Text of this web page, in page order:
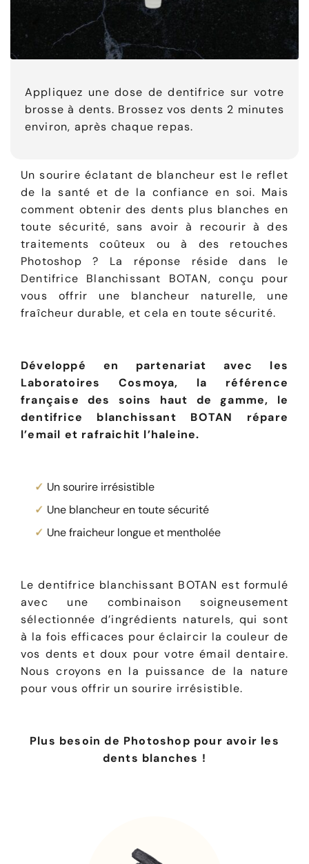
Appliquez une dose de dentifrice sur votre
brosse à dents. Brossez vos dents 2 minutes
environ, après chaque repas.
Un sourire éclatant de blancheur est le reflet
de la santé et de la confiance en soi. Mais
comment obtenir des dents plus blanches en
toute sécurité, sans avoir à recourir à des
traitements coûteux ou à des retouches
Photoshop ? La réponse réside dans le
Dentifrice Blanchissant BOTAN, conçu pour
vous offrir une blancheur naturelle, une
fraîcheur durable, et cela en toute sécurité.
Développé en partenariat avec les
Laboratoires Cosmoya, la référence
française des soins haut de gamme, le
dentifrice blanchissant BOTAN répare
l’email et rafraichit l’haleine.
Un sourire irrésistible
Une blancheur en toute sécurité
Une fraicheur longue et mentholée
Le dentifrice blanchissant BOTAN est formulé
avec une combinaison soigneusement
sélectionnée d’ingrédients naturels, qui sont
à la fois efficaces pour éclaircir la couleur de
vos dents et doux pour votre émail dentaire.
Nous croyons en la puissance de la nature
pour vous offrir un sourire irrésistible.
Plus besoin de Photoshop pour avoir les
dents blanches !